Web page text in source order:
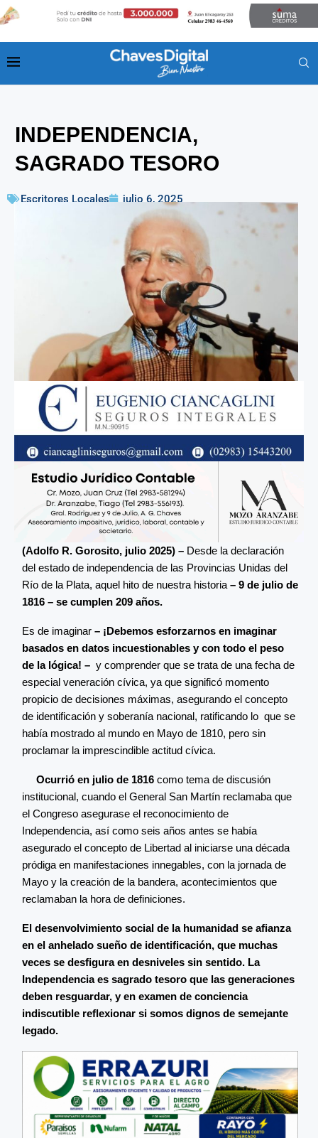
INDEPENDENCIA,
SAGRADO TESORO
Escritores Locales julio 6, 2025
(Adolfo R. Gorosito, julio 2025) – Desde la declaración
del estado de independencia de las Provincias Unidas del
Río de la Plata, aquel hito de nuestra historia – 9 de julio de
1816 – se cumplen 209 años.
Es de imaginar – ¡Debemos esforzarnos en imaginar
basados en datos incuestionables y con todo el peso
de la lógica! – y comprender que se trata de una fecha de
especial veneración cívica, ya que significó momento
propicio de decisiones máximas, asegurando el concepto
de identificación y soberanía nacional, ratificando lo que se
había mostrado al mundo en Mayo de 1810, pero sin
proclamar la imprescindible actitud cívica.
Ocurrió en julio de 1816 como tema de discusión
institucional, cuando el General San Martín reclamaba que
el Congreso asegurase el reconocimiento de
Independencia, así como seis años antes se había
asegurado el concepto de Libertad al iniciarse una década
pródiga en manifestaciones innegables, con la jornada de
Mayo y la creación de la bandera, acontecimientos que
reclamaban la hora de definiciones.
El desenvolvimiento social de la humanidad se afianza
en el anhelado sueño de identificación, que muchas
veces se desfigura en desniveles sin sentido. La
Independencia es sagrado tesoro que las generaciones
deben resguardar, y en examen de conciencia
indiscutible reflexionar si somos dignos de semejante
legado.